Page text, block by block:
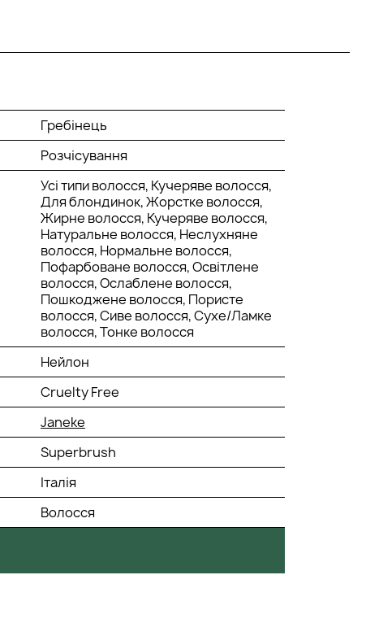
Гребінець
Розчісування
Усі типи волосся, Кучеряве волосся,
Для блондинок, Жорстке волосся,
Жирне волосся, Кучеряве волосся,
Натуральне волосся, Неслухняне
волосся, Нормальне волосся,
Пофарбоване волосся, Освітлене
волосся, Ослаблене волосся,
Пошкоджене волосся, Пористе
волосся, Сиве волосся, Сухе/Ламке
волосся, Тонке волосся
Нейлон
Cruelty Free
Janeke
Superbrush
Італія
Волосся